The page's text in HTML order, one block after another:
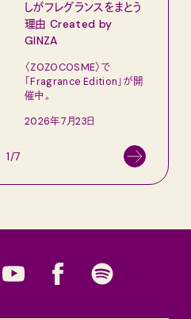
しがフレグランスをまとう
理由 Created by
GINZA
〈ZOZOCOSME〉で
「Fragrance Edition」が開
催中。
2026年7月23日
1/7